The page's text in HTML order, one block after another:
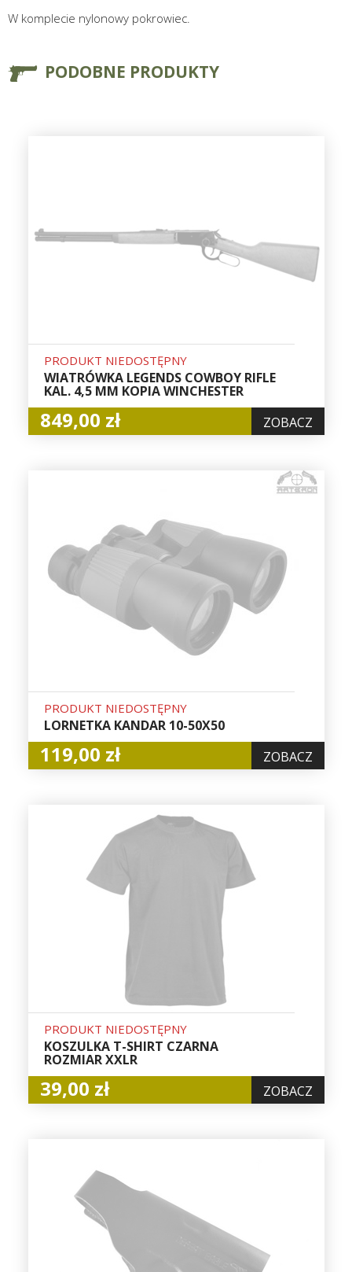
W komplecie nylonowy pokrowiec.
PODOBNE PRODUKTY
PRODUKT NIEDOSTĘPNY
WIATRÓWKA LEGENDS COWBOY RIFLE
KAL. 4,5 MM KOPIA WINCHESTER
849,00 zł ZOBACZ
PRODUKT NIEDOSTĘPNY
LORNETKA KANDAR 10-50X50
119,00 zł ZOBACZ
PRODUKT NIEDOSTĘPNY
KOSZULKA T-SHIRT CZARNA
ROZMIAR XXLR
39,00 zł ZOBACZ